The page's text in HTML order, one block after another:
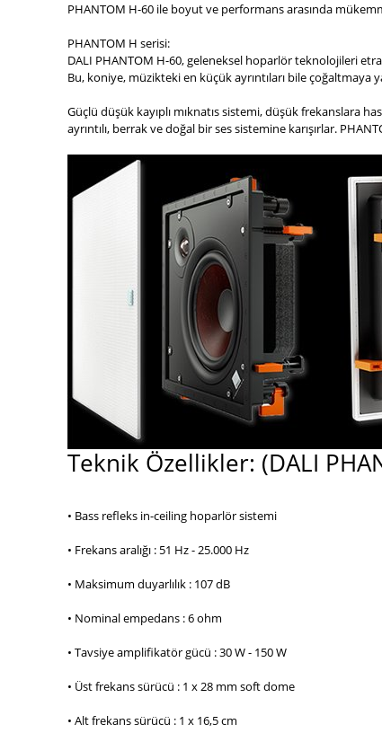
PHANTOM H-60 ​​ile boyut ve performans arasında
PHANTOM H serisi:
DALI PHANTOM H-60, geleneksel hoparlör teknolojileri
Bu, koniye, müzikteki en küçük ayrıntıları bile çoğaltmaya
Güçlü düşük kayıplı mıknatıs sistemi, düşük frekanslara
ayrıntılı, berrak ve doğal bir ses sistemine karışırlar.
Teknik Özellikler: (DALI
• Bass refleks in-ceiling hoparlör sistemi
• Frekans aralığı : 51 Hz - 25.000 Hz
• Maksimum duyarlılık : 107 dB
• Nominal empedans : 6 ohm
• Tavsiye amplifikatör gücü : 30 W - 150 W
• Üst frekans sürücü : 1 x 28 mm soft dome
• Alt frekans sürücü : 1 x 16,5 cm